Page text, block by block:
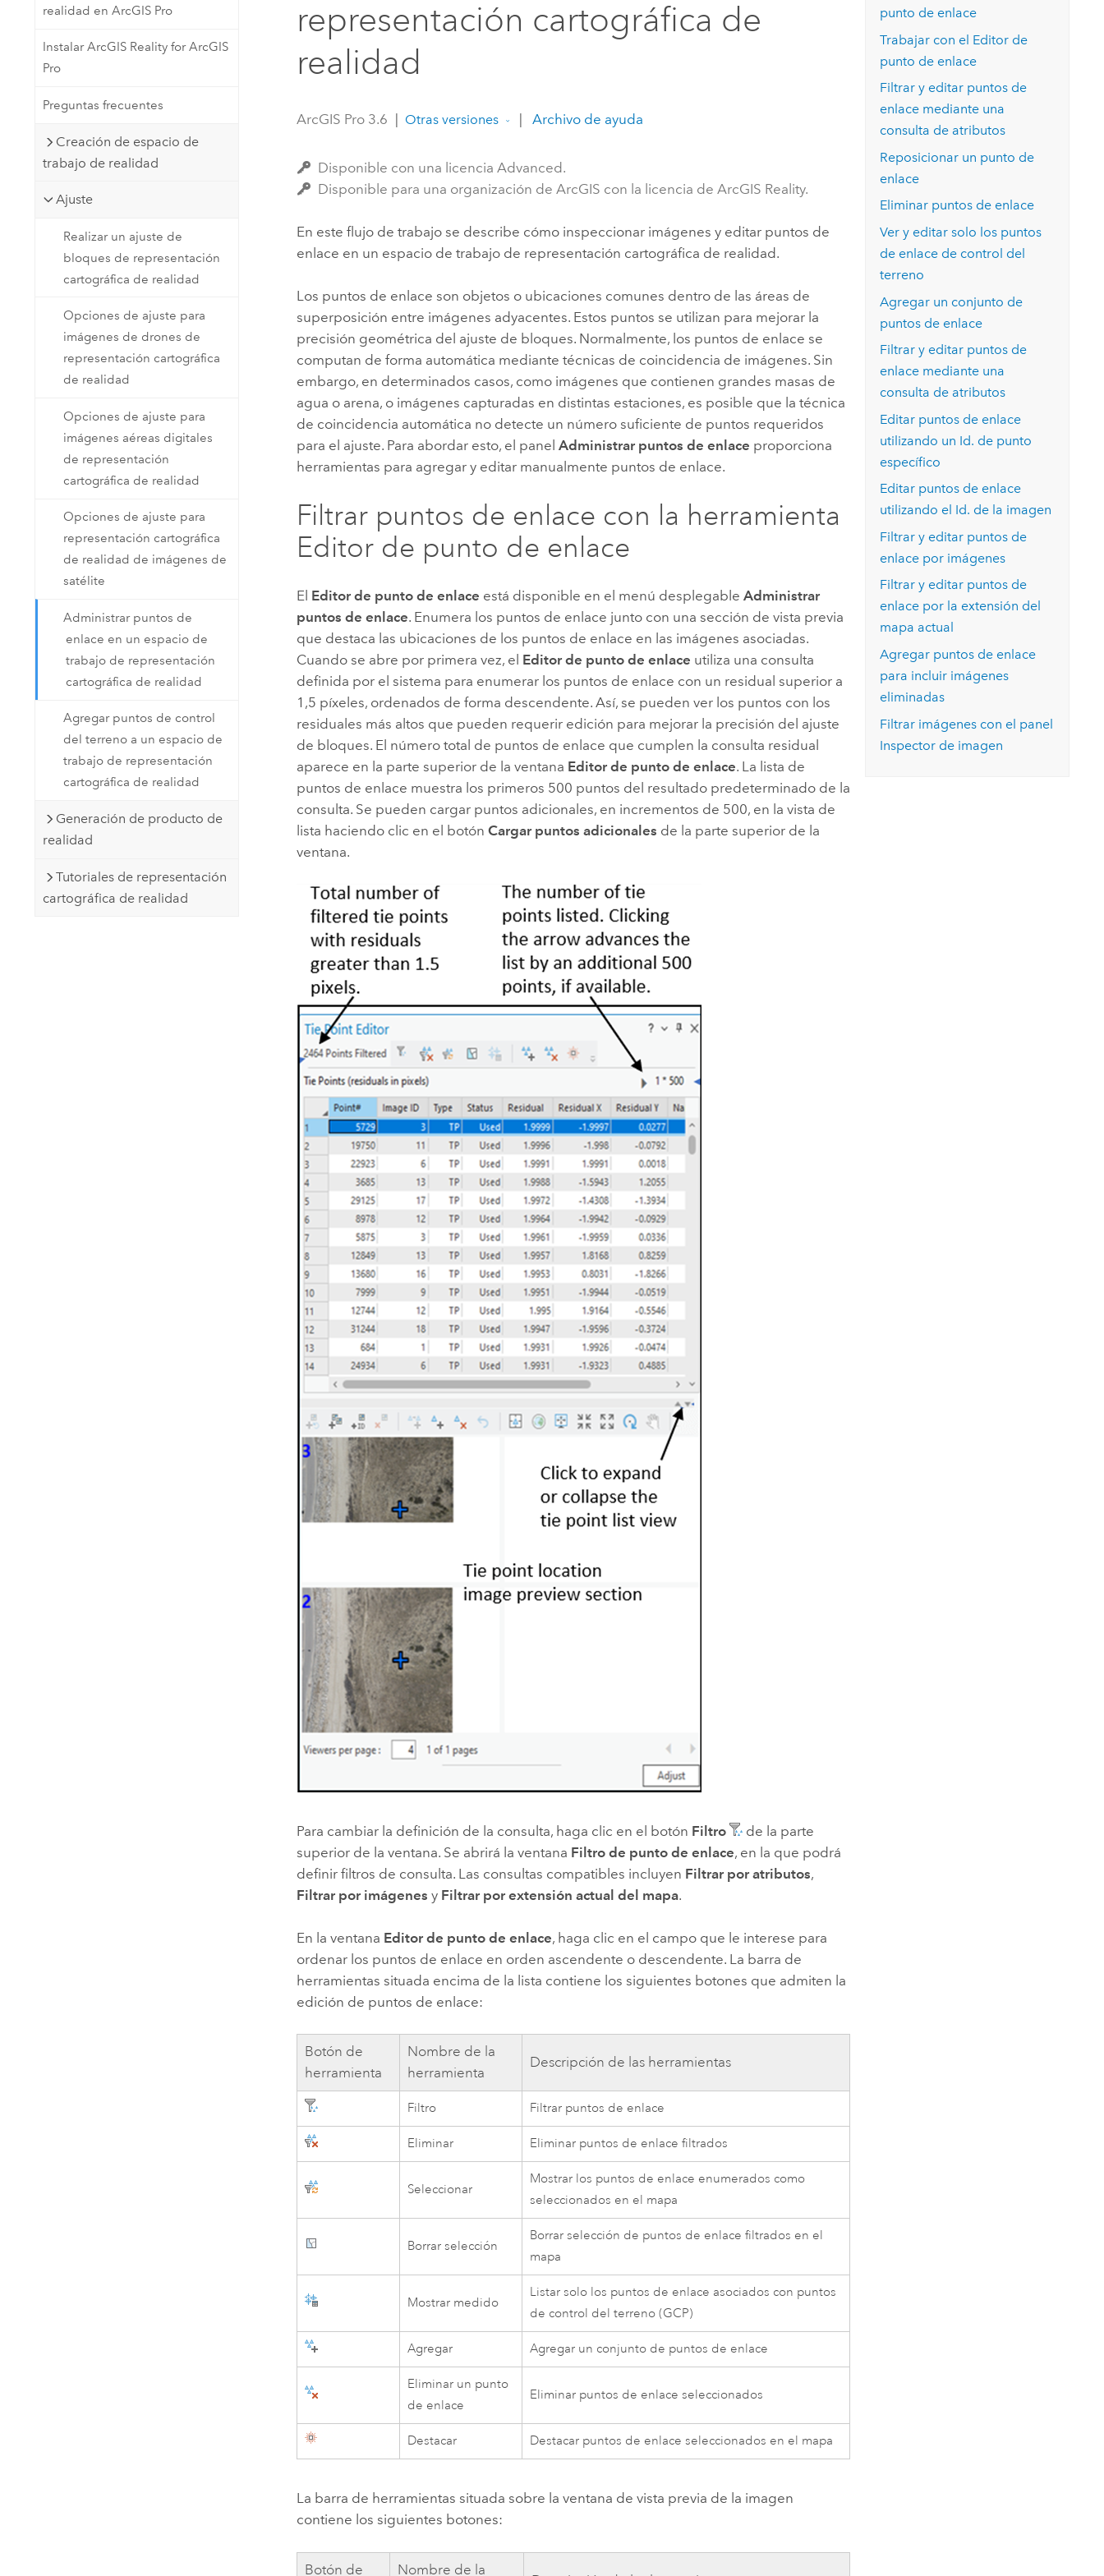
Crear aplicaciones de
Todos los productos
Explorar ArcGIS Pro
Recursos Naturales
Todos los sectores
Explorar la gestión de infraestructuras Leer la historia
realidad en ArcGIS Pro
Instalar ArcGIS Reality for ArcGIS
Pro
Preguntas frecuentes
Creación de espacio de
trabajo de realidad
Ajuste
Realizar un ajuste de
bloques de representación
cartográfica de realidad
Opciones de ajuste para
imágenes de drones de
representación cartográfica
de realidad
Opciones de ajuste para
imágenes aéreas digitales
de representación
cartográfica de realidad
Opciones de ajuste para
representación cartográfica
de realidad de imágenes de
satélite
Administrar puntos de
enlace en un espacio de
trabajo de representación
cartográfica de realidad
Agregar puntos de control
del terreno a un espacio de
trabajo de representación
cartográfica de realidad
Generación de producto de
realidad
Tutoriales de representación
cartográfica de realidad
representación cartográfica de
realidad
ArcGIS Pro 3.6 Otras versiones Archivo de ayuda
Disponible con una licencia Advanced.
Disponible para una organización de ArcGIS con la licencia de ArcGIS Reality.
En este flujo de trabajo se describe cómo inspeccionar imágenes y editar puntos de
enlace en un espacio de trabajo de representación cartográfica de realidad.
Los puntos de enlace son objetos o ubicaciones comunes dentro de las áreas de
superposición entre imágenes adyacentes. Estos puntos se utilizan para mejorar la
precisión geométrica del ajuste de bloques. Normalmente, los puntos de enlace se
computan de forma automática mediante técnicas de coincidencia de imágenes. Sin
embargo, en determinados casos, como imágenes que contienen grandes masas de
agua o arena, o imágenes capturadas en distintas estaciones, es posible que la técnica
de coincidencia automática no detecte un número suficiente de puntos requeridos
para el ajuste. Para abordar esto, el panelAdministrar puntos de enlace proporciona
herramientas para agregar y editar manualmente puntos de enlace.
Filtrar puntos de enlace con la herramienta
Editor de punto de enlace
El Editor de punto de enlace está disponible en el menú desplegableAdministrar
puntos de enlace. Enumera los puntos de enlace junto con una sección de vista previa
que destaca las ubicaciones de los puntos de enlace en las imágenes asociadas.
Cuando se abre por primera vez, el Editor de punto de enlace utiliza una consulta
definida por el sistema para enumerar los puntos de enlace con un residual superior a
1,5 píxeles, ordenados de forma descendente. Así, se pueden ver los puntos con los
residuales más altos que pueden requerir edición para mejorar la precisión del ajuste
de bloques. El número total de puntos de enlace que cumplen la consulta residual
aparece en la parte superior de la ventana Editor de punto de enlace. La lista de
puntos de enlace muestra los primeros 500 puntos del resultado predeterminado de la
consulta. Se pueden cargar puntos adicionales, en incrementos de 500, en la vista de
lista haciendo clic en el botónCargar puntos adicionales de la parte superior de la
ventana.
Para cambiar la definición de la consulta, haga clic en el botón Filtro
de la parte
superior de la ventana. Se abrirá la ventana Filtro de punto de enlace, en la que podrá
definir filtros de consulta. Las consultas compatibles incluyen Filtrar por atributos,
Filtrar por imágenes y Filtrar por extensión actual del mapa.
En la ventana Editor de punto de enlace, haga clic en el campo que le interese para
ordenar los puntos de enlace en orden ascendente o descendente. La barra de
herramientas situada encima de la lista contiene los siguientes botones que admiten la
edición de puntos de enlace:
Botón de
herramienta
Nombre de la
herramienta
Descripción de las herramientas
Filtro Filtrar puntos de enlace
Eliminar Eliminar puntos de enlace filtrados
Seleccionar
Mostrar los puntos de enlace enumerados como
seleccionados en el mapa
Borrar selección
Borrar selección de puntos de enlace filtrados en el
mapa
Mostrar medido
Listar solo los puntos de enlace asociados con puntos
de control del terreno (GCP)
Agregar Agregar un conjunto de puntos de enlace
Eliminar un punto
de enlace
Eliminar puntos de enlace seleccionados
Destacar Destacar puntos de enlace seleccionados en el mapa
La barra de herramientas situada sobre la ventana de vista previa de la imagen
contiene los siguientes botones:
Botón de Nombre de la
punto de enlace
Trabajar con el Editor de
punto de enlace
Filtrar y editar puntos de
enlace mediante una
consulta de atributos
Reposicionar un punto de
enlace
Eliminar puntos de enlace
Ver y editar solo los puntos
de enlace de control del
terreno
Agregar un conjunto de
puntos de enlace
Filtrar y editar puntos de
enlace mediante una
consulta de atributos
Editar puntos de enlace
utilizando un Id. de punto
específico
Editar puntos de enlace
utilizando el Id. de la imagen
Filtrar y editar puntos de
enlace por imágenes
Filtrar y editar puntos de
enlace por la extensión del
mapa actual
Agregar puntos de enlace
para incluir imágenes
eliminadas
Filtrar imágenes con el panel
Inspector de imagen